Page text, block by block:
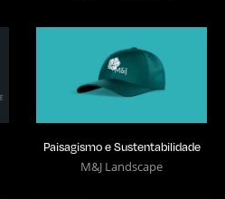
Paisagismo e Sustentabilidade
M&J Landscape